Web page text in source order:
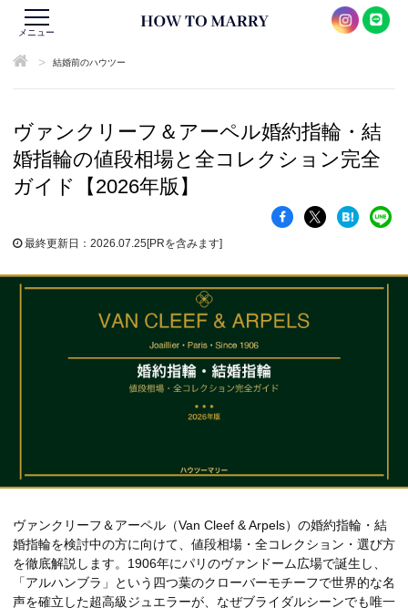
メニュー
> 結婚前のハウツー
ヴァンクリーフ＆アーペル婚約指輪・結
婚指輪の値段相場と全コレクション完全
ガイド【2026年版】
最終更新日：2026.07.25[PRを含みます]
ヴァンクリーフ＆アーペル（Van Cleef & Arpels）の婚約指輪・結
婚指輪を検討中の方に向けて、値段相場・全コレクション・選び方
を徹底解説します。1906年にパリのヴァンドーム広場で誕生し、
「アルハンブラ」という四つ葉のクローバーモチーフで世界的な名
声を確立した超高級ジュエラーが、なぜブライダルシーンでも唯一